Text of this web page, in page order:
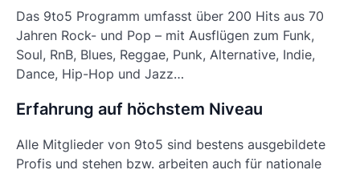
Das 9to5 Programm umfasst über 200 Hits aus 70
Jahren Rock- und Pop – mit Ausflügen zum Funk,
Soul, RnB, Blues, Reggae, Punk, Alternative, Indie,
Dance, Hip-Hop und Jazz…
Erfahrung auf höchstem Niveau
Alle Mitglieder von 9to5 sind bestens ausgebildete
Profis und stehen bzw. arbeiten auch für nationale